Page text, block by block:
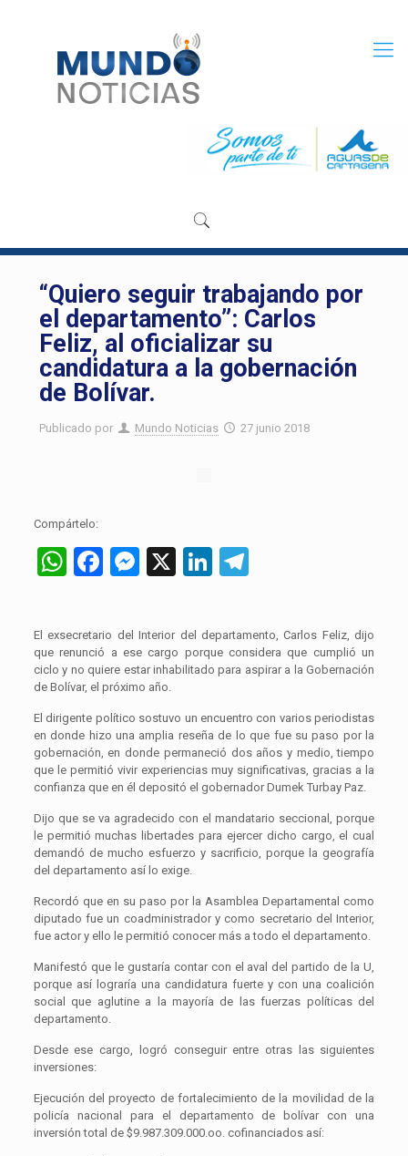
“Quiero seguir trabajando por
el departamento”: Carlos
Feliz, al oficializar su
candidatura a la gobernación
de Bolívar.
Publicado por Mundo Noticias 27 junio 2018
Compártelo:
WhatsApp
Facebook
Messenger
X LinkedIn
El exsecretario del Interior del departamento, Carlos Feliz, dijo
que renunció a ese cargo porque considera que cumplió un
ciclo y no quiere estar inhabilitado para aspirar a la Gobernación
de Bolívar, el próximo año.
El dirigente político sostuvo un encuentro con varios periodistas
en donde hizo una amplia reseña de lo que fue su paso por la
gobernación, en donde permaneció dos años y medio, tiempo
que le permitió vivir experiencias muy significativas, gracias a la
confianza que en él depositó el gobernador Dumek Turbay Paz.
Dijo que se va agradecido con el mandatario seccional, porque
le permitió muchas libertades para ejercer dicho cargo, el cual
demandó de mucho esfuerzo y sacrificio, porque la geografía
del departamento así lo exige.
Recordó que en su paso por la Asamblea Departamental como
diputado fue un coadministrador y como secretario del Interior,
fue actor y ello le permitió conocer más a todo el departamento.
Manifestó que le gustaría contar con el aval del partido de la U,
porque así lograría una candidatura fuerte y con una coalición
social que aglutine a la mayoría de las fuerzas políticas del
departamento.
Desde ese cargo, logró conseguir entre otras las siguientes
inversiones:
Ejecución del proyecto de fortalecimiento de la movilidad de la
policía nacional para el departamento de bolívar con una
inversión total de $9.987.309.000.oo. cofinanciados así: